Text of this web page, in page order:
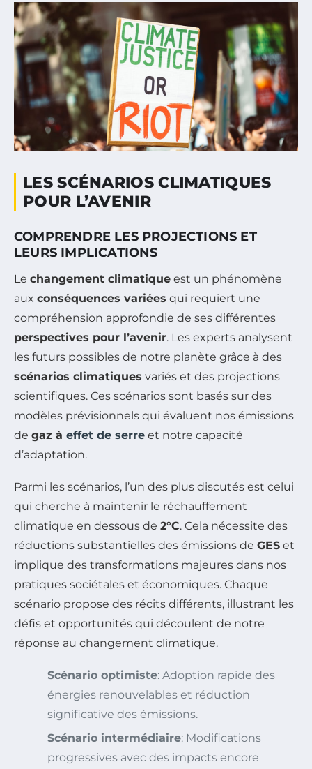
LES SCÉNARIOS CLIMATIQUES
POUR L’AVENIR
COMPRENDRE LES PROJECTIONS ET
LEURS IMPLICATIONS
Le changement climatique est un phénomène
aux conséquences variées qui requiert une
compréhension approfondie de ses différentes
perspectives pour l’avenir. Les experts analysent
les futurs possibles de notre planète grâce à des
scénarios climatiques variés et des projections
scientifiques. Ces scénarios sont basés sur des
modèles prévisionnels qui évaluent nos émissions
de gaz à effet de serre et notre capacité
d’adaptation.
Parmi les scénarios, l’un des plus discutés est celui
qui cherche à maintenir le réchauffement
climatique en dessous de 2°C. Cela nécessite des
réductions substantielles des émissions de GES et
implique des transformations majeures dans nos
pratiques sociétales et économiques. Chaque
scénario propose des récits différents, illustrant les
défis et opportunités qui découlent de notre
réponse au changement climatique.
Scénario optimiste: Adoption rapide des
énergies renouvelables et réduction
significative des émissions.
Scénario intermédiaire: Modifications
progressives avec des impacts encore